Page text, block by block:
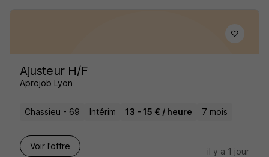
Ajusteur H/F
Aprojob Lyon
Chassieu - 69 Intérim 13 - 15 € / heure 7 mois
Voir l’offre
il y a 1 jour